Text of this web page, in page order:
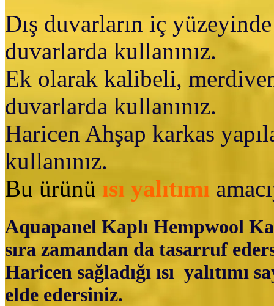
Dış duvarların iç
duvarlarda kullanınız.
Ek olarak kalibeli,
duvarlarda kullanınız.
Haricen Ahşap karkas
kullanınız.
Bu ürünü ısı yalıtımı
Aquapanel Kaplı Hempwool
sıra zamandan da tasarruf
Haricen sağladığı ısı
elde edersiniz.